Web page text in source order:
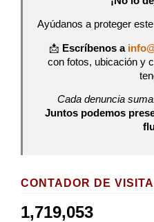
Ayúdanos a proteger
📩 Escríbenos a
con fotos, ubicación y
Cada denuncia
Juntos podemos
CONTADOR DE
1,719,053